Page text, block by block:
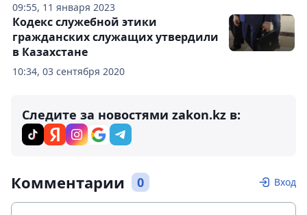
09:55, 11 января 2023
10:34, 03 сентября 2020
Кодекс служебной этики
гражданских служащих утвердили
в Казахстане
Следите за новостями zakon.kz в:
Комментарии 0 Вход